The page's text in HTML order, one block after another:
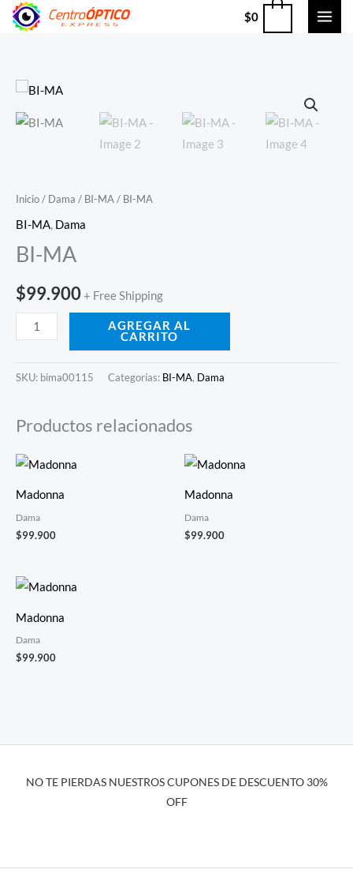
$0
Inicio/ Dama / BI-MA/ BI-MA
BI-MA, Dama
BI-MA
$99.900+ Free Shipping
BI-
MA
AGREGAR AL
CARRITO
SKU: bima00115 Categorías: BI-MA, Dama
Productos relacionados
Madonna
Dama
$99.900
Madonna
Dama
$99.900
Madonna
Dama
$99.900
NO TE PIERDAS NUESTROS CUPONES DE DESCUENTO 30%
OFF